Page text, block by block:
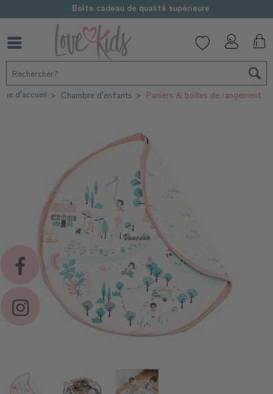
Boîte cadeau de qualité supérieure
d'accueil Chambre d'enfants Paniers & boîtes de rangement